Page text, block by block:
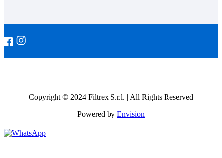
Copyright © 2024 Filtrex S.r.l. | All Rights Reserved
Powered by Envision